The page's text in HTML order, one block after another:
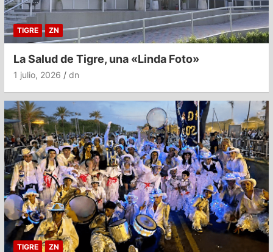
TIGRE ZN
La Salud de Tigre, una «Linda Foto»
1 julio, 2026 dn
TIGRE ZN